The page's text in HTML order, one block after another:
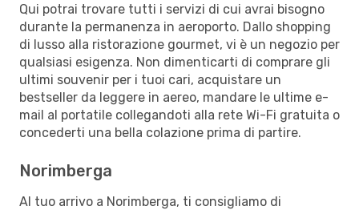
Qui potrai trovare tutti i servizi di cui avrai bisogno
durante la permanenza in aeroporto. Dallo shopping
di lusso alla ristorazione gourmet, vi è un negozio per
qualsiasi esigenza. Non dimenticarti di comprare gli
ultimi souvenir per i tuoi cari, acquistare un
bestseller da leggere in aereo, mandare le ultime e-
mail al portatile collegandoti alla rete Wi-Fi gratuita o
concederti una bella colazione prima di partire.
Norimberga
Al tuo arrivo a Norimberga, ti consigliamo di